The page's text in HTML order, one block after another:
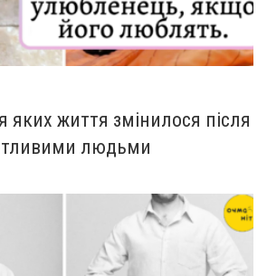
яких життя змінилося після
людьми